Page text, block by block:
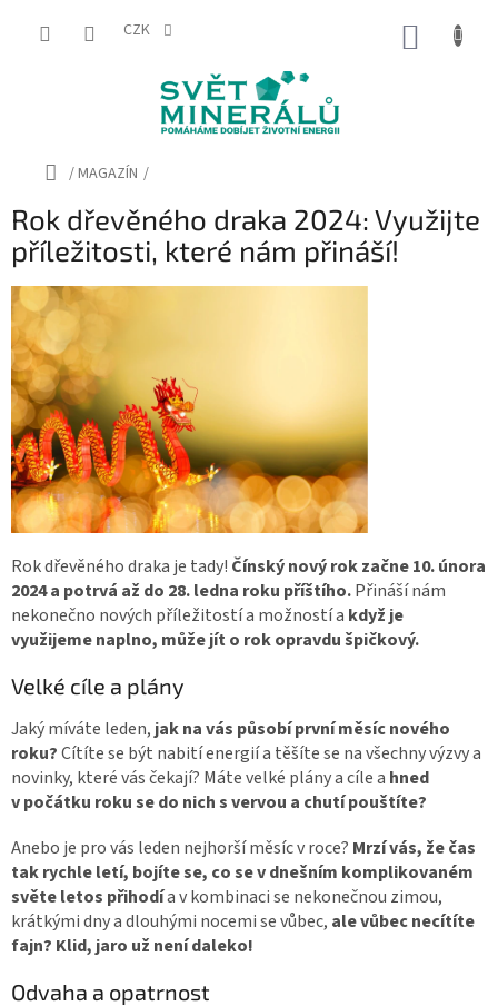
CZK
Domů
/MAGAZÍN /
Rok dřevěného draka 2024: Využijte
příležitosti, které nám přináší!
Rok dřevěného draka je tady! Čínský nový rok začne 10. února
2024 a potrvá až do 28. ledna roku příštího.Přináší nám
nekonečno nových příležitostí a možností a když je
využijeme naplno, může jít o rok opravdu špičkový.
Velké cíle a plány
Jaký míváte leden, jak na vás působí první měsíc nového
roku?Cítíte se být nabití energií a těšíte se na všechny výzvy a
novinky, které vás čekají? Máte velké plány a cíle a hned
v počátku roku se do nich s vervou a chutí pouštíte?
Anebo je pro vás leden nejhorší měsíc v roce? Mrzí vás, že čas
tak rychle letí, bojíte se, co se v dnešním komplikovaném
světe letos přihodía v kombinaci se nekonečnou zimou,
krátkými dny a dlouhými nocemi se vůbec, ale vůbec necítíte
fajn? Klid, jaro už není daleko!
Odvaha a opatrnost